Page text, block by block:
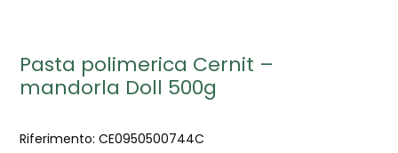
Pasta polimerica Cernit –
mandorla Doll 500g
Riferimento: CE0950500744C